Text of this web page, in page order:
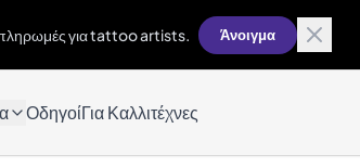
πληρωμές για tattoo artists. Άνοιγμα
ΟδηγοίΓια Καλλιτέχνες